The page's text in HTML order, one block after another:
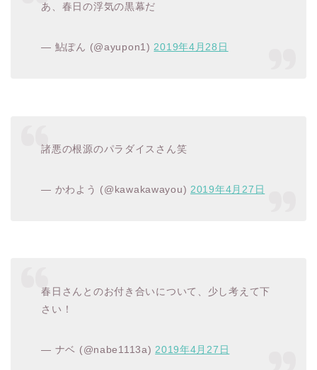
あ、春日の浮気の黒幕だ
— 鮎ぽん (@ayupon1)2019年4月28日
諸悪の根源のパラダイスさん笑
— かわよう (@kawakawayou) 2019年4月27日
春日さんとのお付き合いについて、少し考えて下
さい！
— ナベ (@nabe1113a) 2019年4月27日